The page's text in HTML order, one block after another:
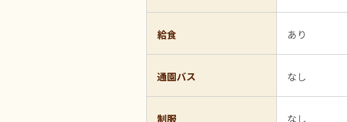
給食 あり
通園バス なし
制服 なし